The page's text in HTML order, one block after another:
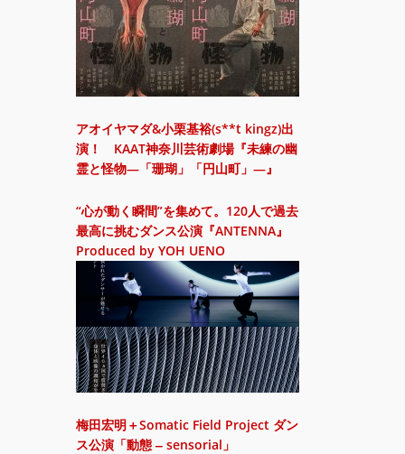
アオイヤマダ&小栗基裕(s**t kingz)出
演！ KAAT神奈川芸術劇場『未練の幽
霊と怪物―「珊瑚」「円山町」―』
“心が動く瞬間”を集めて。120人で過去
最高に挑むダンス公演『ANTENNA』
Produced by YOH UENO
梅田宏明＋Somatic Field Project ダン
ス公演「動態 ‒ sensorial」